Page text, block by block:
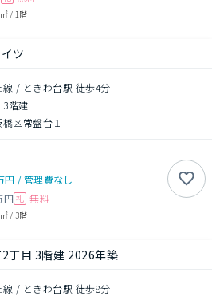
/ 1階
ツ
線 / ときわ台駅 徒歩4分
3階建
区常盤台１
円 /管理費なし
円 礼 無料
/ 3階
丁目 3階建 2026年築
線 / ときわ台駅 徒歩8分